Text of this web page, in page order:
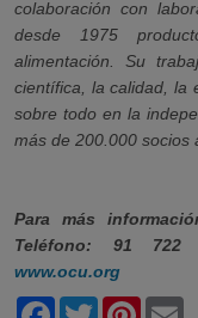
colaboración con
desde 1975
alimentación. Su
científica, la calidad, la
sobre todo en la
más de 200.000 socios
Para más
Teléfono: 91
www.ocu.org
Facebook
Twitter